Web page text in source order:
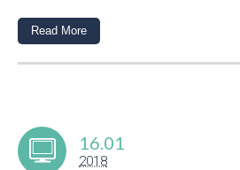
Read More
16.01
2018